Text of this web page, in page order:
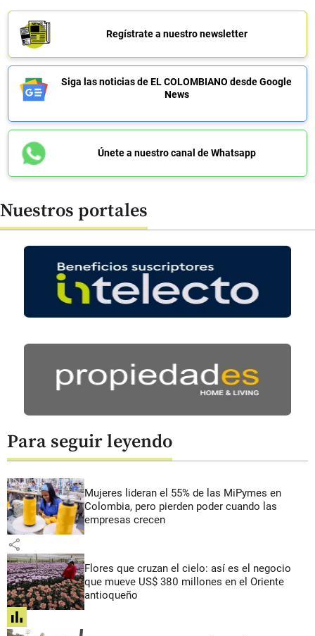
Regístrate a nuestro newsletter
Siga las noticias de EL COLOMBIANO desde Google
News
Únete a nuestro canal de Whatsapp
Nuestros portales
Para seguir leyendo
Mujeres lideran el 55% de las MiPymes en
Colombia, pero pierden poder cuando las
empresas crecen
share
Flores que cruzan el cielo: así es el negocio
que mueve US$ 380 millones en el Oriente
antioqueño
share